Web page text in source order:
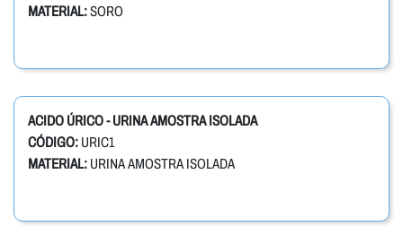
MATERIAL:SORO
ACIDO ÚRICO - URINA AMOSTRA ISOLADA
CÓDIGO: URIC1
MATERIAL: URINA AMOSTRA ISOLADA